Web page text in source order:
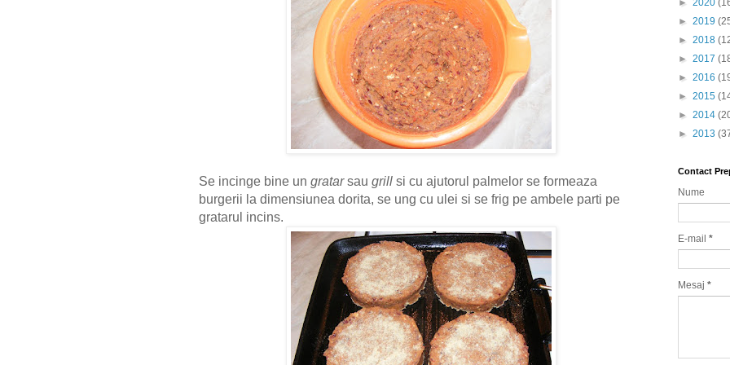
Se incinge bine un gratarsau grill si cu ajutorul palmelor se formeaza
burgerii la dimensiunea dorita, se ung cu ulei si se frig pe ambele parti pe
gratarul incins.
► 2020
► 2019
► 2018
► 2017
► 2016
► 2015
► 2014
► 2013
Contact
Nume
E-mail *
Mesaj *